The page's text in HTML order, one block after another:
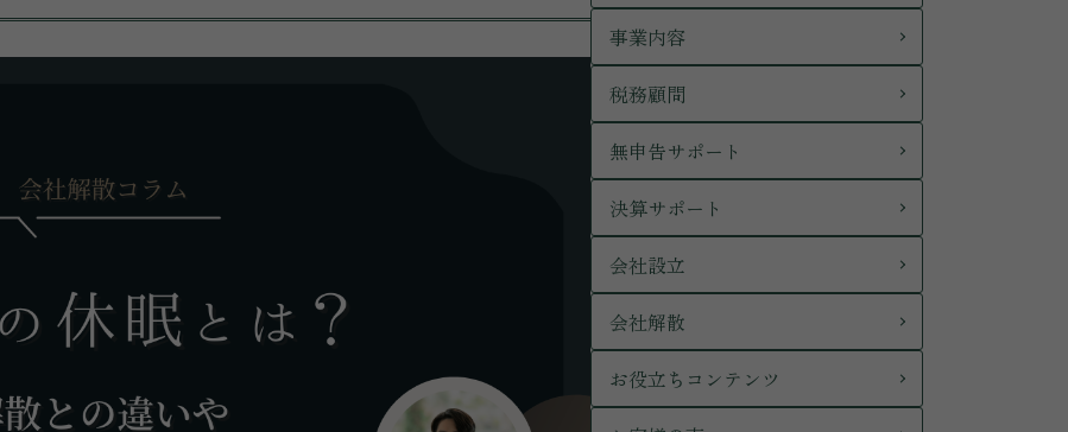
事業内容
税務顧問
無申告サポート
決算サポート
会社設立
会社解散
お役立ちコンテンツ